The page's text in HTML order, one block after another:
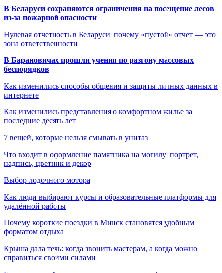
В Беларуси сохраняются ограничения на посещение лесов
из-за пожарной опасности
Нулевая отчетность в Беларуси: почему «пустой» отчет — это
зона ответственности
В Барановичах прошли учения по разгону массовых
беспорядков
Как изменились способы общения и защиты личных данных в
интернете
Как изменились представления о комфортном жилье за
последние десять лет
7 вещей, которые нельзя смывать в унитаз
Что входит в оформление памятника на могилу: портрет,
надпись, цветник и декор
Выбор лодочного мотора
Как люди выбирают курсы и образовательные платформы для
удалённой работы
Почему короткие поездки в Минск становятся удобным
форматом отдыха
Крыша дала течь: когда звонить мастерам, а когда можно
справиться своими силами